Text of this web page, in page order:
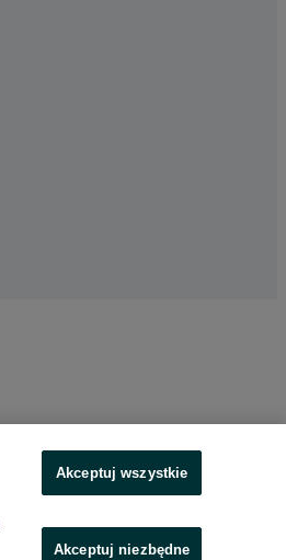
Akceptuj wszystkie
Akceptuj niezbędne